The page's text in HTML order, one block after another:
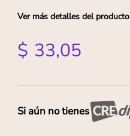
Ver más detalles del producto
$ 33,05
Si aún no tienes